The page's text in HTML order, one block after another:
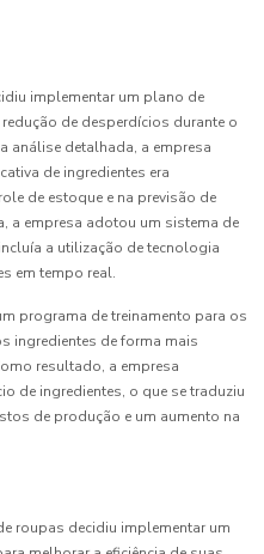
implementar um plano de
de desperdícios durante o
análise detalhada, a empresa
de ingredientes era
de estoque e na previsão de
a empresa adotou um sistema de
a utilização de tecnologia
em tempo real.
programa de treinamento para os
ingredientes de forma mais
resultado, a empresa
de ingredientes, o que se traduziu
de produção e um aumento na
roupas decidiu implementar um